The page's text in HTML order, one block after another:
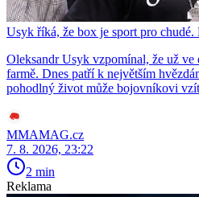
Usyk říká, že box je sport pro
Oleksandr Usyk vzpomínal, že už ve
farmě. Dnes patří k největším
pohodlný život může bojovníkovi
MMAMAG.cz
7. 8. 2026, 23:22
2 min
Reklama